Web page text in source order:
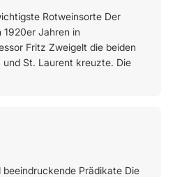
Rotweinsorte Der
Jahren in
Fritz Zweigelt die beiden
und St. Laurent kreuzte. Die
Prädikate Die